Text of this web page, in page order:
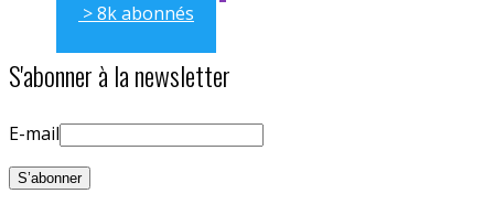
> 8k abonnés
S'abonner à la newsletter
E-mail